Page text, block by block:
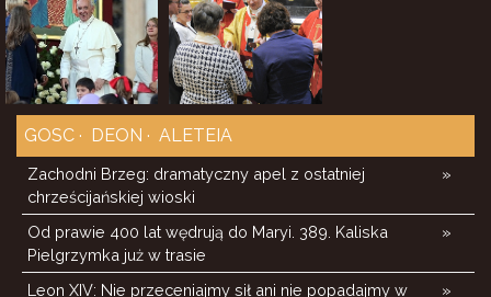
GOSC DEON ALETEIA
»
Zachodni Brzeg: dramatyczny apel z ostatniej
chrześcijańskiej wioski
»
Od prawie 400 lat wędrują do Maryi. 389. Kaliska
Pielgrzymka już w trasie
»
Leon XIV: Nie przeceniajmy sił ani nie popadajmy w